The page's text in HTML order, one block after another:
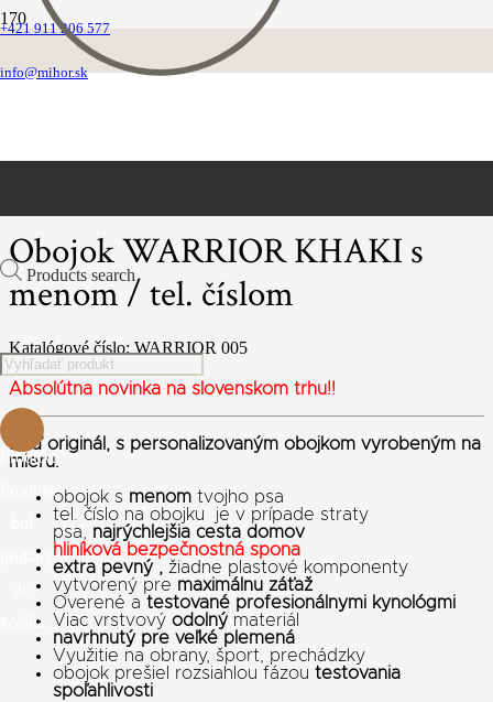
+421 911 206 577
info@mihor.sk
Products search
Produkt
Produkt
pridaný
košíka.
Domovská stránka
Warrior TM s výšivkou
Obojok WARRIOR KHAKI s
menom / tel. číslom
Katalógové číslo: WARRIOR 005
Absolútna novinka na slovenskom trhu!!
Buď originál, s personalizovaným obojkom vyrobeným na
mieru.
obojok s menom tvojho psa
tel. číslo na obojku je v prípade straty
psa, najrýchlejšia cesta domov
hliníková bezpečnostná spona
extra pevný , žiadne plastové komponenty
vytvorený pre maximálnu záťaž
Overené a testované profesionálnymi kynológmi
Viac vrstvový odolný materiál
navrhnutý pre veľké plemená
Využitie na obrany, šport, prechádzky
obojok prešiel rozsiahlou fázou testovania
spoľahlivosti